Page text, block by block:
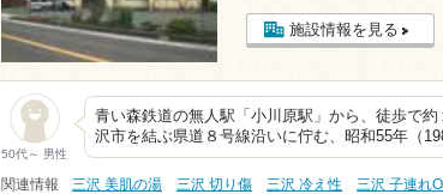
施設情報を見る
50代～ 男性
青い森鉄道の無人駅「小川原駅」から、徒歩で
沢市を結ぶ県道８号線沿いに佇む、昭和55年（
関連情報 三沢 美肌の湯 三沢 切り傷 三沢 冷え性 三沢 子連れ